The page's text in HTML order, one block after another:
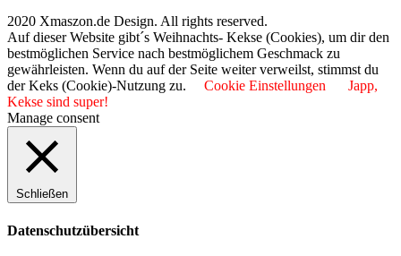
2020 Xmaszon.de Design. All rights reserved.
Auf dieser Website gibt´s Weihnachts- Kekse (Cookies), um dir den
bestmöglichen Service nach bestmöglichem Geschmack zu
gewährleisten. Wenn du auf der Seite weiter verweilst, stimmst du
der Keks (Cookie)-Nutzung zu.
Cookie Einstellungen
Japp,
Kekse sind super!
Manage consent
Schließen
Datenschutzübersicht